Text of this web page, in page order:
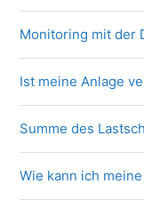
Monitoring mit der
Ist meine Anlage
Summe des
Wie kann ich